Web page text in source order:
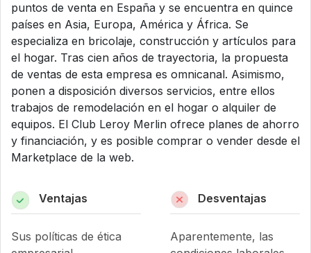
puntos de venta en España y se encuentra en quince
países en Asia, Europa, América y África. Se
especializa en bricolaje, construcción y artículos para
el hogar. Tras cien años de trayectoria, la propuesta
de ventas de esta empresa es omnicanal. Asimismo,
ponen a disposición diversos servicios, entre ellos
trabajos de remodelación en el hogar o alquiler de
equipos. El Club Leroy Merlin ofrece planes de ahorro
y financiación, y es posible comprar o vender desde el
Marketplace de la web.
Ventajas
Sus políticas de ética
Desventajas
Aparentemente, las